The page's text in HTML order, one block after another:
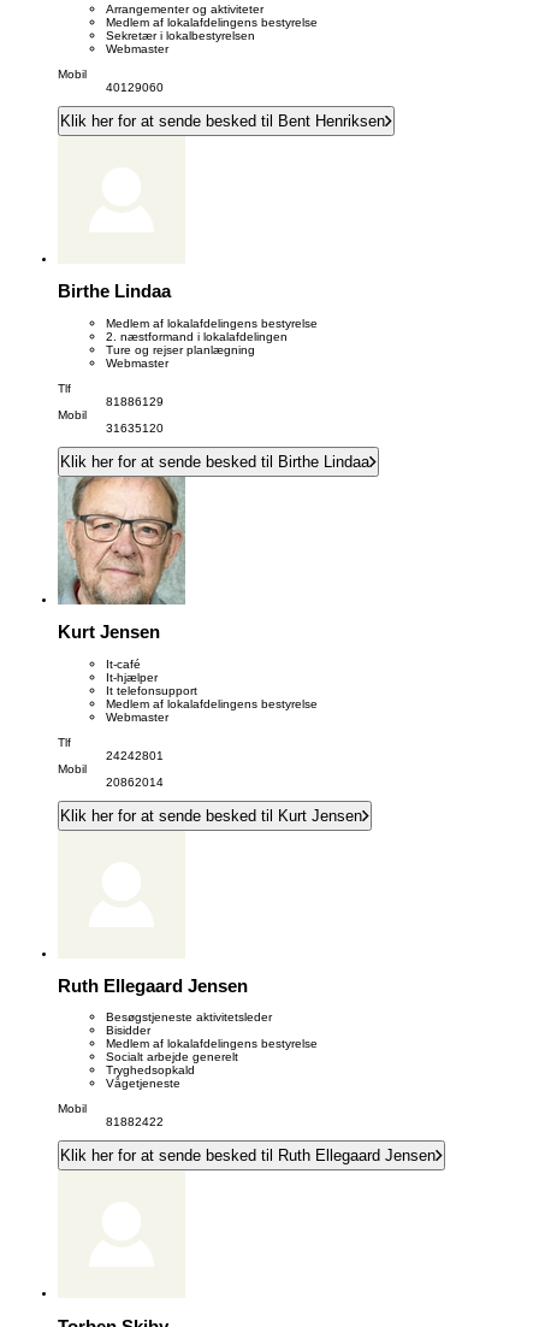
Arrangementer og aktiviteter
Medlem af lokalafdelingens bestyrelse
Sekretær i lokalbestyrelsen
Webmaster
Mobil
40129060
Klik her for at sende besked til Bent Henriksen
Birthe Lindaa
Medlem af lokalafdelingens bestyrelse
2. næstformand i lokalafdelingen
Ture og rejser planlægning
Webmaster
Tlf
81886129
Mobil
31635120
Klik her for at sende besked til Birthe Lindaa
Kurt Jensen
It-café
It-hjælper
It telefonsupport
Medlem af lokalafdelingens bestyrelse
Webmaster
Tlf
24242801
Mobil
20862014
Klik her for at sende besked til Kurt Jensen
Ruth Ellegaard Jensen
Besøgstjeneste aktivitetsleder
Bisidder
Medlem af lokalafdelingens bestyrelse
Socialt arbejde generelt
Tryghedsopkald
Vågetjeneste
Mobil
81882422
Klik her for at sende besked til Ruth Ellegaard Jensen